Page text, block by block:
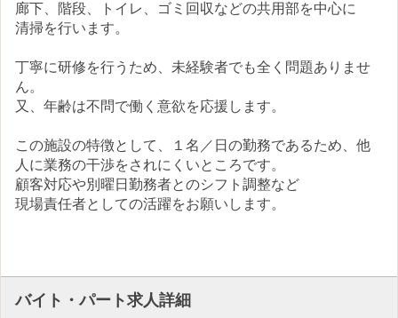
廊下、階段、トイレ、ゴミ回収などの共用部を中心に
清掃を行います。
丁寧に研修を行うため、未経験者でも全く問題ありませ
ん。
又、年齢は不問で働く意欲を応援します。
この施設の特徴として、１名／日の勤務であるため、他
人に業務の干渉をされにくいところです。
顧客対応や別曜日勤務者とのシフト調整など
現場責任者としての活躍をお願いします。
バイト・パート求人詳細